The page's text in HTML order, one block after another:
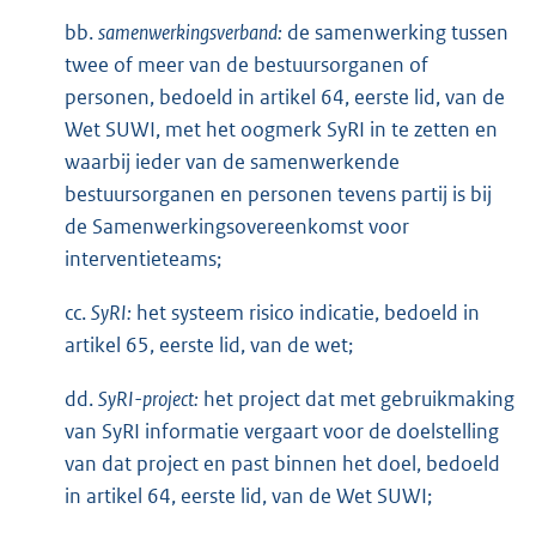
bb.samenwerkingsverband: de samenwerking tussen
twee of meer van de bestuursorganen of
personen, bedoeld in artikel 64, eerste lid, van de
Wet SUWI, met het oogmerk SyRI in te zetten en
waarbij ieder van de samenwerkende
bestuursorganen en personen tevens partij is bij
de Samenwerkingsovereenkomst voor
interventieteams;
cc.SyRI: het systeem risico indicatie, bedoeld in
artikel 65, eerste lid, van de wet;
dd.SyRI-project: het project dat met gebruikmaking
van SyRI informatie vergaart voor de doelstelling
van dat project en past binnen het doel, bedoeld
in artikel 64, eerste lid, van de Wet SUWI;